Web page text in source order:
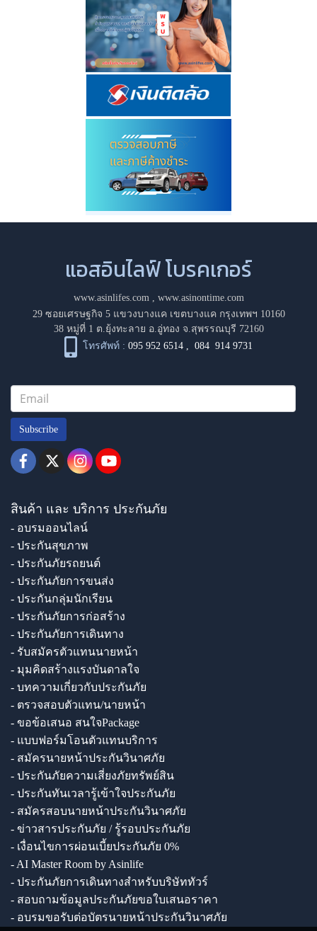
แอสอินไลฟ์ โบรคเกอร์
www.asinlifes.com, www.asinontime.com
29 ซอยเศรษฐกิจ 5 แขวงบางแค เขตบางแค กรุงเทพฯ 10160
38 หมู่ที่ 1 ต.ยุ้งทะลาย อ.อู่ทอง จ.สุพรรณบุรี 72160
โทรศัพท์ : 095 952 6514 ,084 914 9731
Subscribe
สินค้า และ บริการ ประกันภัย
- อบรมออนไลน์
- ประกันสุขภาพ
- ประกันภัยรถยนต์
- ประกันภัยการขนส่ง
- ประกันกลุ่มนักเรียน
- ประกันภัยการก่อสร้าง
- ประกันภัยการเดินทาง
- รับสมัครตัวแทนนายหน้า
- มุมคิดสร้างแรงบันดาลใจ
- บทความเกี่ยวกับประกันภัย
- ตรวจสอบตัวแทน/นายหน้า
- ขอข้อเสนอ สนใจPackage
- แบบฟอร์มโอนตัวแทนบริการ
- สมัครนายหน้าประกันวินาศภัย
- ประกันภัยความเสี่ยงภัยทรัพย์สิน
- ประกันทันเวลารู้เข้าใจประกันภัย
- สมัครสอบนายหน้าประกันวินาศภัย
- ข่าวสารประกันภัย / รู้รอบประกันภัย
- เงื่อนไขการผ่อนเบี้ยประกันภัย 0%
- AI Master Room by Asinlife
- ประกันภัยการเดินทางสำหรับบริษัททัวร์
- สอบถามข้อมูลประกันภัยขอใบเสนอราคา
- อบรมขอรับต่อบัตรนายหน้าประกันวินาศภัย